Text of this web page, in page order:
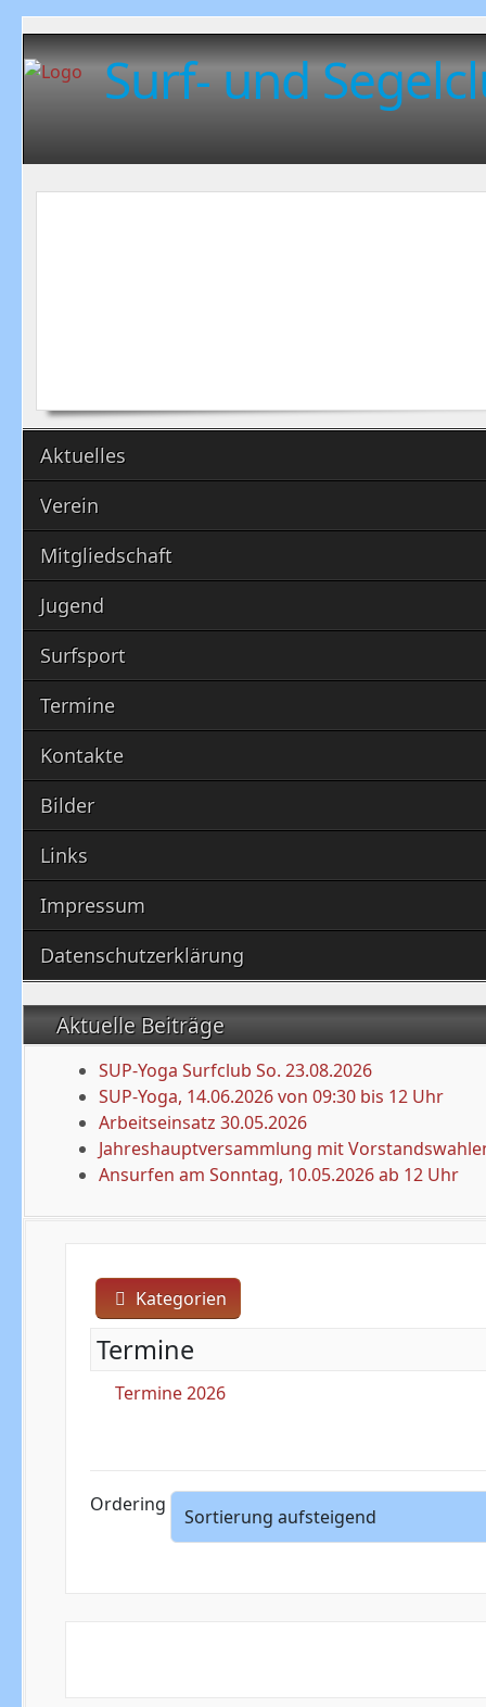
Surf- und
Aktuelles
Verein
Mitgliedschaft
Jugend
Surfsport
Termine
Kontakte
Bilder
Links
Impressum
Datenschutzerklärung
Aktuelle Beiträge
SUP-Yoga Surfclub So. 23.08.2026
SUP-Yoga, 14.06.2026 von 09:30 bis 12 Uhr
Arbeitseinsatz 30.05.2026
Jahreshauptversammlung mit
Ansurfen am Sonntag, 10.05.2026 ab 12 Uhr
Kategorien
Termine
Termine 2026
Ordering